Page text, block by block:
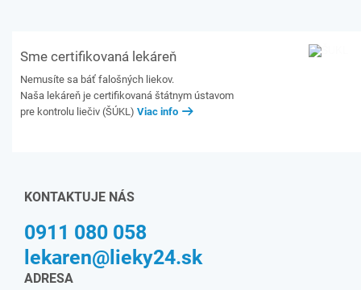
Sme certifikovaná lekáreň
Nemusíte sa báť falošných liekov.
Naša lekáreň je certifikovaná štátnym ústavom
pre kontrolu liečiv (ŠÚKL) Viac info
KONTAKTUJE NÁS
0911 080 058
lekaren@lieky24.sk
ADRESA